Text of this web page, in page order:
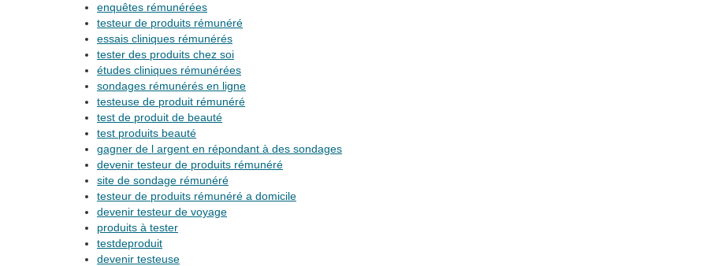
enquêtes rémunérées
testeur de produits rémunéré
essais cliniques rémunérés
tester des produits chez soi
études cliniques rémunérées
sondages rémunérés en ligne
testeuse de produit rémunéré
test de produit de beauté
test produits beauté
gagner de l argent en répondant à des sondages
devenir testeur de produits rémunéré
site de sondage rémunéré
testeur de produits rémunéré a domicile
devenir testeur de voyage
produits à tester
testdeproduit
devenir testeuse